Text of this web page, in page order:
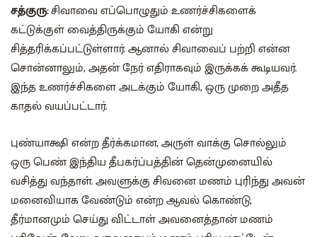
சத்குரு:சிவாவை எப்பொழுதும் உணர்ச்சிகளைக்
கட்டுக்குள் வைத்திருக்கும் யோகி என்று
சித்தரிக்கப்பட்டுள்ளார். ஆனால் சிவாவைப் பற்றி என்ன
சொன்னாலும், அதன் நேர் எதிராகவும் இருக்கக் கூடியவர்.
இந்த உணர்ச்சிகளை அடக்கும் யோகி, ஒரு முறை அதீத
காதல் வயப்பட்டார்.
புண்யாக்ஷி என்ற தீர்க்கமான, அருள் வாக்கு சொல்லும்
ஒரு பெண் இந்திய தீபகர்ப்பத்தின் தென்முனையில்
வசித்து வந்தாள். அவளுக்கு சிவனை மணம் புரிந்து அவன்
மனைவியாக வேண்டும் என்ற ஆவல் கொண்டு,
தீர்மானமும் செய்து விட்டாள் அவனைத்தான் மணம்